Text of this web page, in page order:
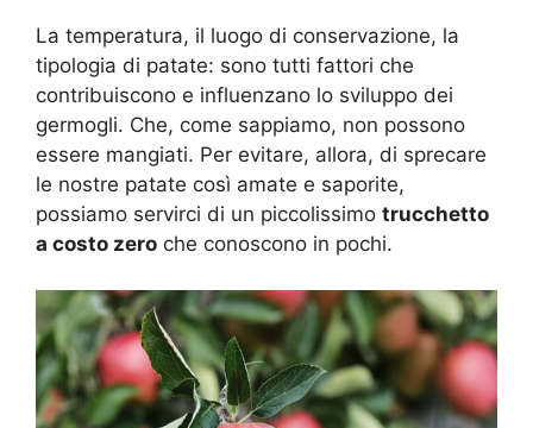
La temperatura, il luogo di conservazione, la
tipologia di patate: sono tutti fattori che
contribuiscono e influenzano lo sviluppo dei
germogli. Che, come sappiamo, non possono
essere mangiati. Per evitare, allora, di sprecare
le nostre patate così amate e saporite,
possiamo servirci di un piccolissimo trucchetto
a costo zero che conoscono in pochi.